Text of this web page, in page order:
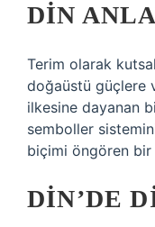
DIN
Terim olarak
doğaüstü güçlere
ilkesine dayanan
semboller
biçimi öngören
DIN’DE